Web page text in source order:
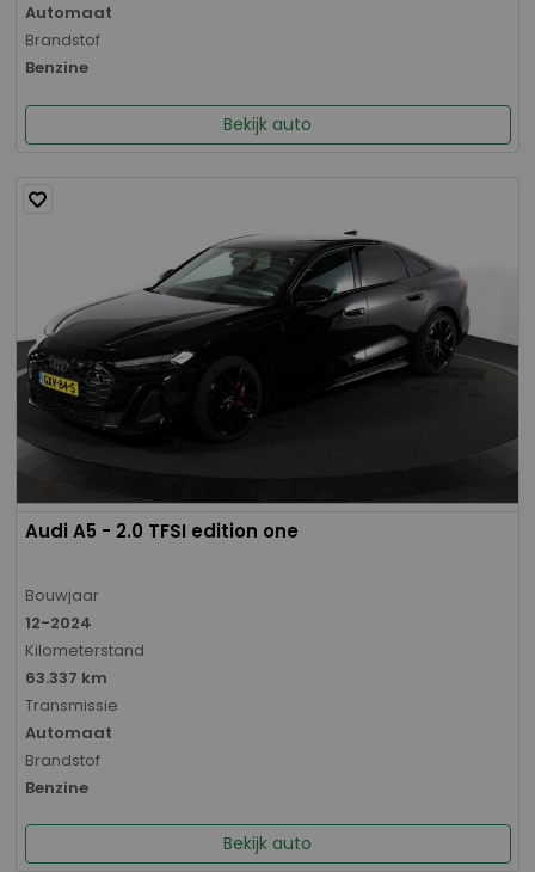
Automaat
Brandstof
Benzine
Bekijk auto
Audi A5 - 2.0 TFSI edition one
Bouwjaar
12-2024
Kilometerstand
63.337 km
Transmissie
Automaat
Brandstof
Benzine
Bekijk auto